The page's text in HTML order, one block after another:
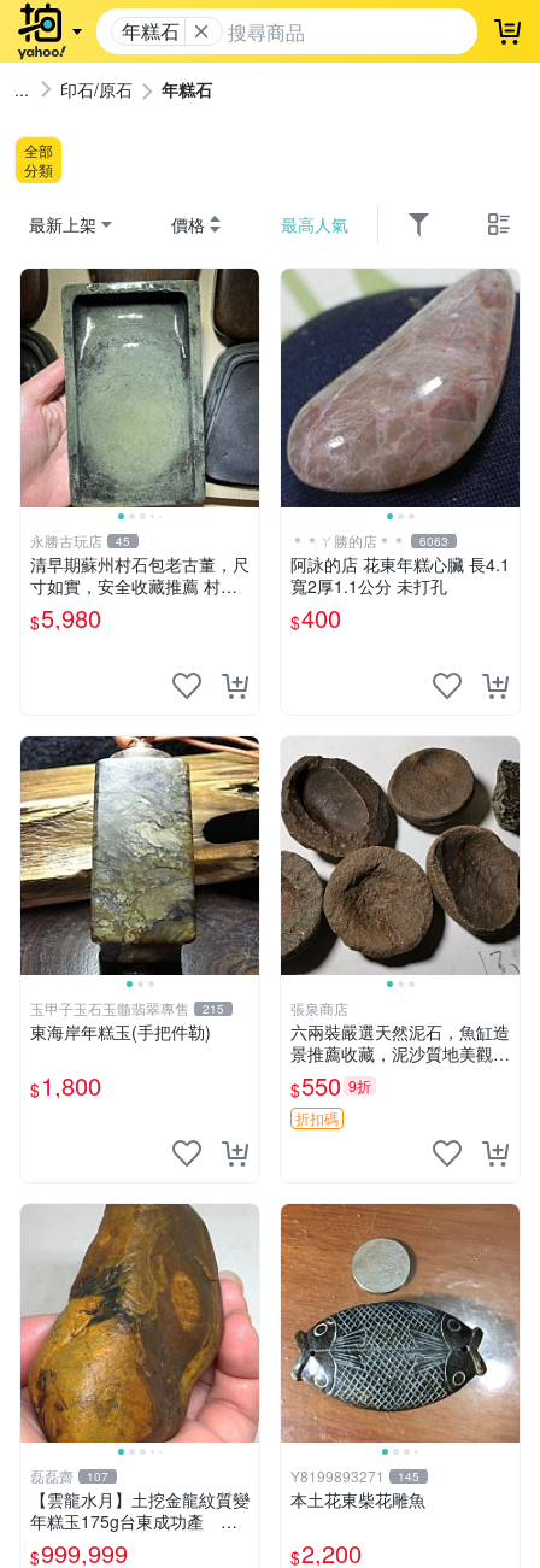
年糕石 登
印石/原石 年糕石
全部
分類
最新上架 價格 最高人氣
永勝古玩店 45
清早期蘇州村石包老古董，尺
寸如實，安全收藏推薦 村石
古董 石頭
$5,980
＊＊ㄚ勝的店＊＊ 6063
阿詠的店 花東年糕心臟 長4.1
寬2厚1.1公分 未打孔
$400
玉甲子玉石玉髓翡翠專售 215
東海岸年糕玉(手把件勒)
$1,800
張泉商店
六兩裝嚴選天然泥石，魚缸造
景推薦收藏，泥沙質地美觀
泥石 石頭 鱽Tank
$550 9折
折扣碼
磊磊齋 107
【雲龍水月】土挖金龍紋質變
年糕玉175g台東成功產 磊
磊齋寄石代客製石雕研磨拋光
$999,999
Y8199893271 145
本土花東柴花雕魚
$2,200